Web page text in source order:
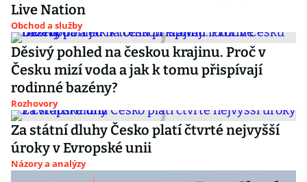
Live Nation
Obchod a služby
Děsivý pohled na českou krajinu. Proč v
Česku mizí voda a jak k tomu přispívají
rodinné bazény?
Rozhovory
Za státní dluhy Česko platí čtvrté nejvyšší
úroky v Evropské unii
Názory a analýzy